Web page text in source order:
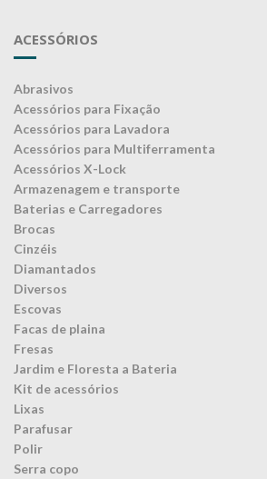
ACESSÓRIOS
Abrasivos
Acessórios para Fixação
Acessórios para Lavadora
Acessórios para Multiferramenta
Acessórios X-Lock
Armazenagem e transporte
Baterias e Carregadores
Brocas
Cinzéis
Diamantados
Diversos
Escovas
Facas de plaina
Fresas
Jardim e Floresta a Bateria
Kit de acessórios
Lixas
Parafusar
Polir
Serra copo